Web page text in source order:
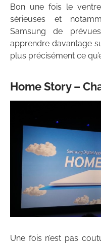
Bon une fois le
sérieuses et
Samsung de
apprendre davantage
plus précisément ce
Home Story –
Une fois n’est pas